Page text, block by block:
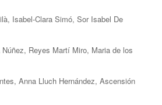
Isabel-Clara Simó, Sor Isabel De
Reyes Martí Miro, Maria de los
Anna Lluch Hernández, Ascensión